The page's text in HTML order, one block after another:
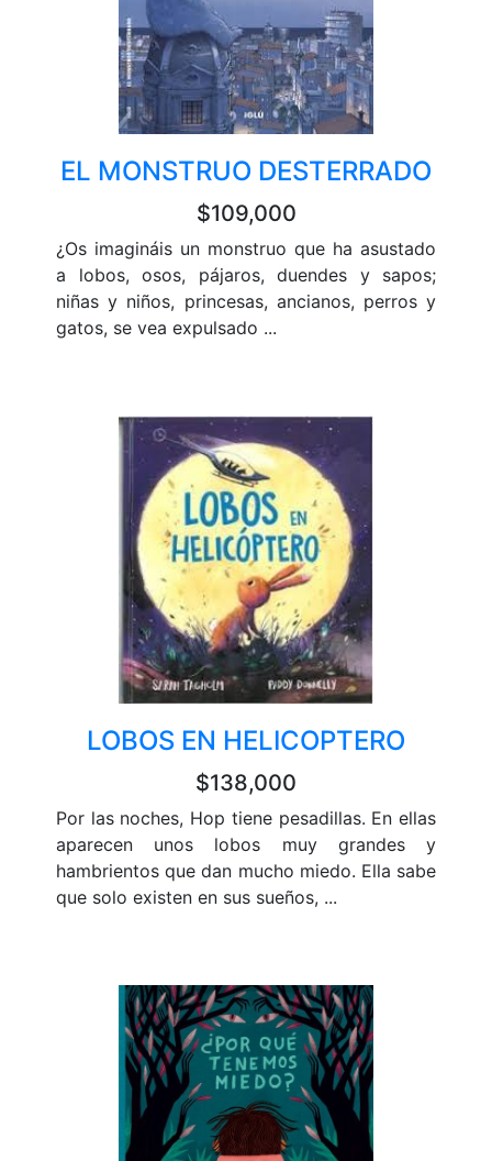
EL MONSTRUO DESTERRADO
$109,000
¿Os imagináis un monstruo que ha asustado
a lobos, osos, pájaros, duendes y sapos;
niñas y niños, princesas, ancianos, perros y
gatos, se vea expulsado ...
LOBOS EN HELICOPTERO
$138,000
Por las noches, Hop tiene pesadillas. En ellas
aparecen unos lobos muy grandes y
hambrientos que dan mucho miedo. Ella sabe
que solo existen en sus sueños, ...